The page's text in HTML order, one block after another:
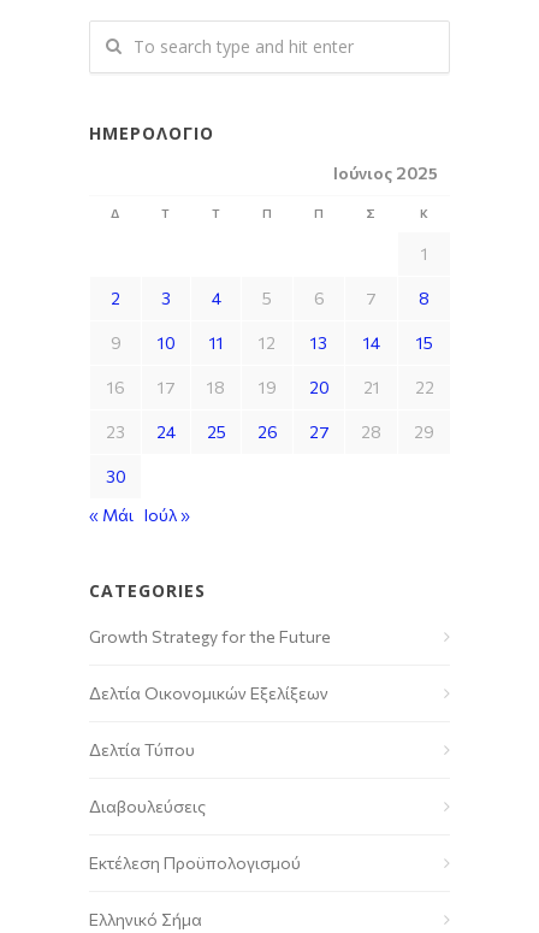
ΗΜΕΡΟΛΌΓΙΟ
Ιούνιος 2025
Δ Τ Τ Π Π Σ Κ
1
2 3 4 5 6 7 8
9 10 11 12 13 14 15
16 17 18 19 20 21 22
23 24 25 26 27 28 29
30
« Μάι Ιούλ »
CATEGORIES
Growth Strategy for the Future
Δελτία Οικονομικών Εξελίξεων
Δελτία Τύπου
Διαβουλεύσεις
Εκτέλεση Προϋπολογισμού
Ελληνικό Σήμα